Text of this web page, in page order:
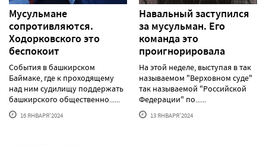
Мусульмане
сопротивляются.
Ходорковского это
беспокоит
События в башкирском
Баймаке, где к проходящему
над ним судилищу поддержать
башкирского общественно......
16 ЯНВАРЯ'2024
Навальный заступился
за мусульман. Его
команда это
проигнорировала
На этой неделе, выступая в так
называемом "Верховном суде"
так называемой "Российской
Федерации" по......
13 ЯНВАРЯ'2024